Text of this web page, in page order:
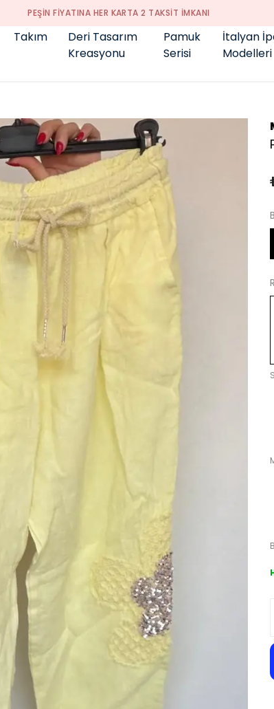
GENÇ BÜYÜK BEDEN 👑
Takım
Deri Tasarım
Kreasyonu
Pamuk
Serisi
İtalyan
Modelleri